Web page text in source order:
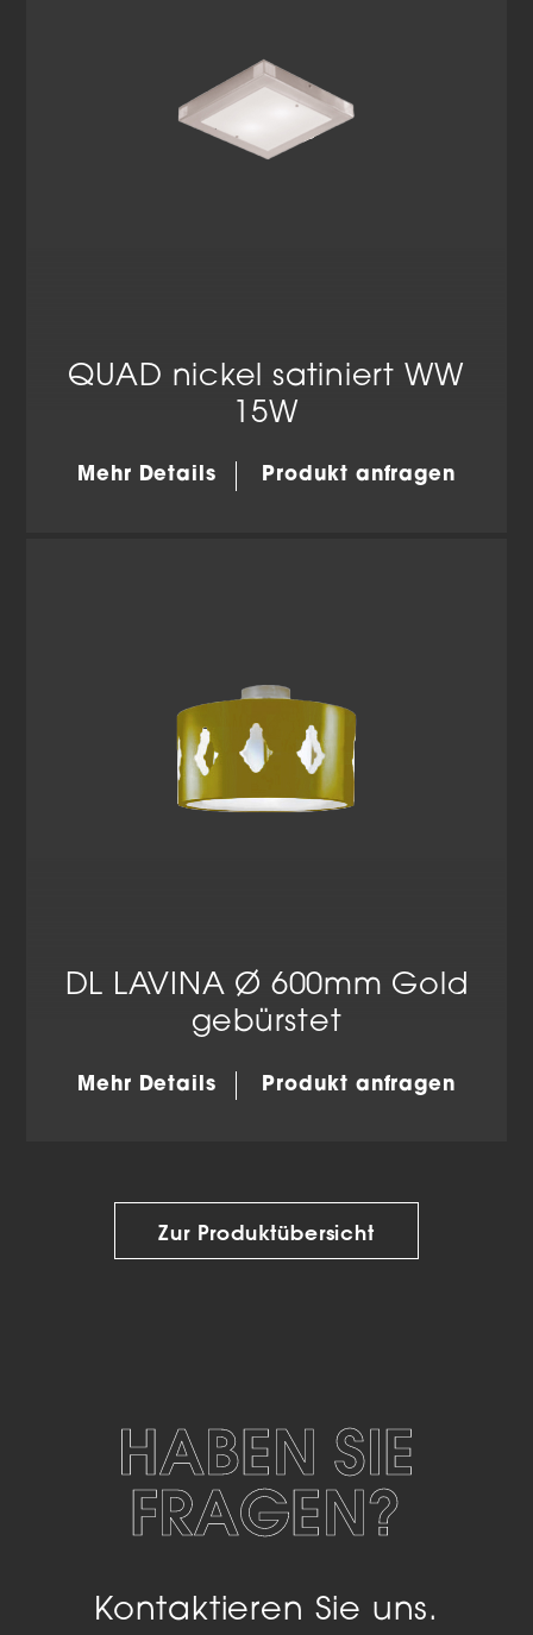
QUAD nickel satiniert WW
15W
Mehr Details Produkt anfragen
DL LAVINA Ø 600mm Gold
gebürstet
Mehr Details Produkt anfragen
Zur Produktübersicht
HABEN SIE
FRAGEN?
Kontaktieren Sie uns.